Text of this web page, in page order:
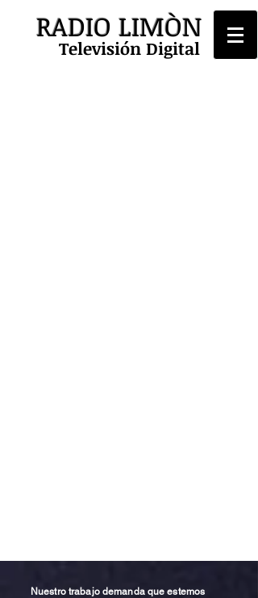
RADIO LIMÒN
Televisión Digital
Nuestro trabajo demanda que estemos